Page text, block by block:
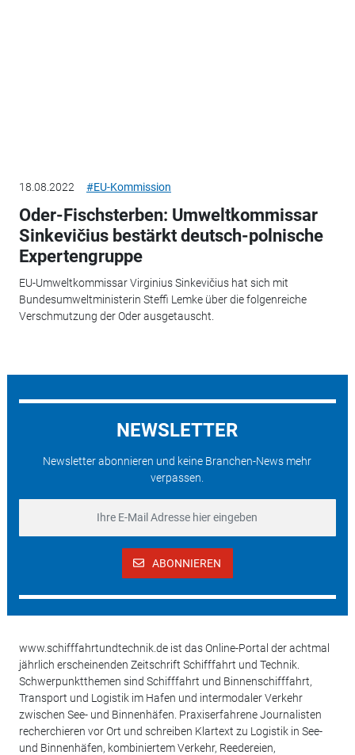
18.08.2022 #EU-Kommission
Oder-Fischsterben: Umweltkommissar
Sinkevičius bestärkt deutsch-polnische
Expertengruppe
EU-Umweltkommissar Virginius Sinkevičius hat sich mit
Bundesumweltministerin Steffi Lemke über die folgenreiche
Verschmutzung der Oder ausgetauscht.
NEWSLETTER
Newsletter abonnieren und keine Branchen-News mehr
verpassen.
ABONNIEREN
www.schifffahrtundtechnik.de ist das Online-Portal der achtmal
jährlich erscheinenden Zeitschrift Schifffahrt und Technik.
Schwerpunktthemen sind Schifffahrt und Binnenschifffahrt,
Transport und Logistik im Hafen und intermodaler Verkehr
zwischen See- und Binnenhäfen. Praxiserfahrene Journalisten
recherchieren vor Ort und schreiben Klartext zu Logistik in See-
und Binnenhäfen, kombiniertem Verkehr, Reedereien,